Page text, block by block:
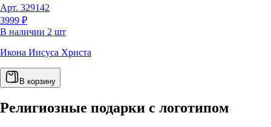
Арт. 329142
3999 ₽
В наличии 2 шт
Икона Иисуса Христа
В корзину
Религиозные подарки с логотипом